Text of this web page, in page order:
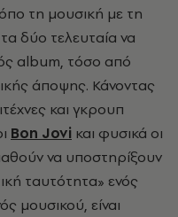
τη μουσική με τη
δύο τελευταία να
album, τόσο από
άποψης. Κάνοντας
και γκρουπ
Bon Jovi και φυσικά οι
να υποστηρίξουν
ταυτότητα» ενός
μουσικού, είναι